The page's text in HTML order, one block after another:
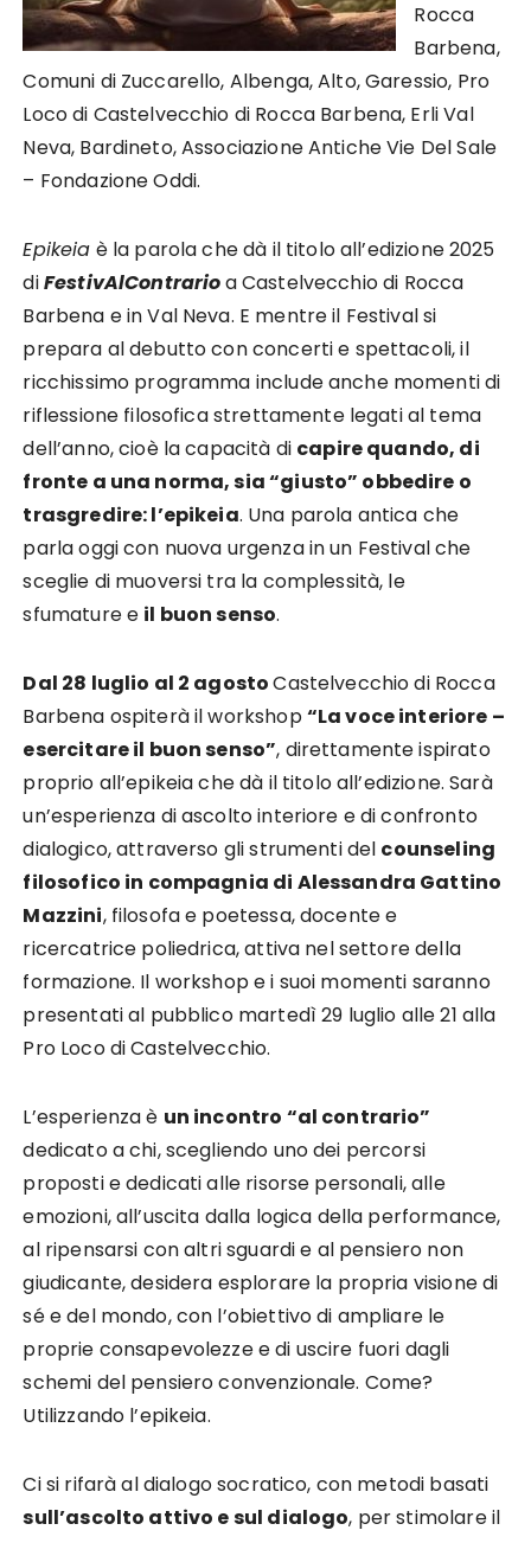
Rocca
Barbena,
Comuni di Zuccarello, Albenga, Alto, Garessio, Pro
Loco di Castelvecchio di Rocca Barbena, Erli Val
Neva, Bardineto, Associazione Antiche Vie Del Sale
– Fondazione Oddi.
Epikeia è la parola che dà il titolo all’edizione 2025
diFestivAlContrarioa Castelvecchio di Rocca
Barbena e in Val Neva. E mentre il Festival si
prepara al debutto con concerti e spettacoli, il
ricchissimo programma include anche momenti di
riflessione filosofica strettamente legati al tema
dell’anno, cioè la capacità di capire quando, di
fronte a una norma, sia “giusto” obbedire o
trasgredire: l’epikeia. Una parola antica che
parla oggi con nuova urgenza in un Festival che
sceglie di muoversi tra la complessità, le
sfumature e il buon senso.
Dal 28 luglio al 2 agostoCastelvecchio di Rocca
Barbena ospiterà il workshop“La voce interiore –
esercitare il buon senso”, direttamente ispirato
proprio all’epikeia che dà il titolo all’edizione. Sarà
un’esperienza di ascolto interiore e di confronto
dialogico, attraverso gli strumenti del counseling
filosofico in compagnia di Alessandra Gattino
Mazzini, filosofa e poetessa, docente e
ricercatrice poliedrica, attiva nel settore della
formazione. Il workshop e i suoi momenti saranno
presentati al pubblico martedì 29 luglio alle 21 alla
Pro Loco di Castelvecchio.
L’esperienza è un incontro “al contrario”
dedicato a chi, scegliendo uno dei percorsi
proposti e dedicati alle risorse personali, alle
emozioni, all’uscita dalla logica della performance,
al ripensarsi con altri sguardi e al pensiero non
giudicante, desidera esplorare la propria visione di
sé e del mondo, con l’obiettivo di ampliare le
proprie consapevolezze e di uscire fuori dagli
schemi del pensiero convenzionale. Come?
Utilizzando l’epikeia.
Ci si rifarà al dialogo socratico, con metodi basati
sull’ascolto attivo e sul dialogo, per stimolare il